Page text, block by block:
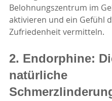
Belohnungszentrum im
aktivieren und ein Gefühl
Zufriedenheit vermitteln.
2. Endorphine:
natürliche